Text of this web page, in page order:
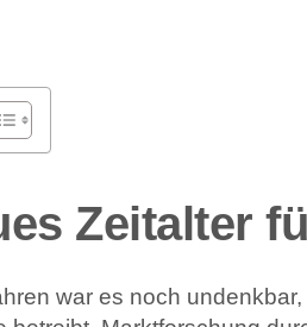
Zeitalter
war es noch